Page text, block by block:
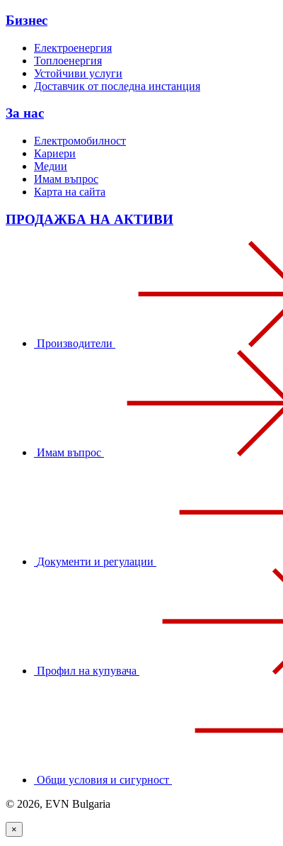
Бизнес
Електроенергия
Топлоенергия
Устойчиви услуги
Доставчик от последна инстанция
За нас
Електромобилност
Кариери
Медии
Имам въпрос
Карта на сайта
ПРОДАЖБА НА АКТИВИ
Производители
Имам въпрос
Документи и регулации
Профил на купувача
Общи условия и сигурност
© 2026, EVN Bulgaria
×